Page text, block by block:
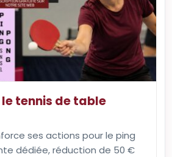
tennis de table
ses actions pour le ping
dédiée, réduction de 50 €